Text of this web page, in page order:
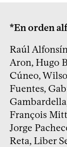
*En orden
Raúl
Aron, Hugo
Cúneo,
Fuentes,
François
Jorge
Reta, Liber